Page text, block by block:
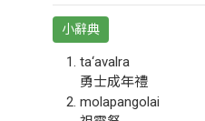
小辭典
ta‘avalra
勇士成年禮
molapangolai